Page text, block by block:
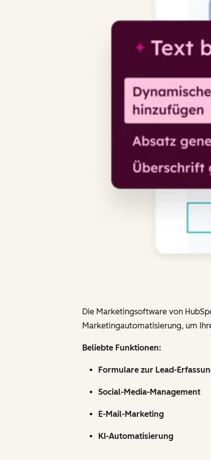
Die Marketingsoftware von
Marketingautomatisierung, um
Beliebte Funktionen:
Formulare zur Lead-
Social-Media-Management
E-Mail-Marketing
KI-Automatisierung